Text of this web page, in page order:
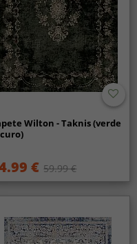
Wilton - Taknis (verde
€ 59.99 €